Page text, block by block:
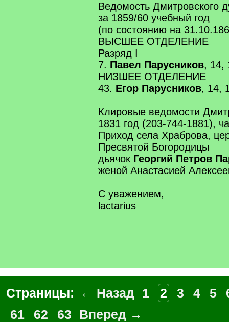
Ведомость Дмитровского
за 1859/60 учебный год
(по состоянию на
ВЫСШЕЕ ОТДЕЛЕНИЕ
Разряд I
7. Павел Парусников, 14,
НИЗШЕЕ ОТДЕЛЕНИЕ
43. Егор Парусников, 14,
Клировые ведомости
1831 год (203-744-1881),
Приход села Храброва,
Пресвятой Богородицы
дьячок Георгий Петров
женой Анастасией
С уважением,
lactarius
Страницы: ← Назад 1 2 3 4 5
61
62 63 Вперед →